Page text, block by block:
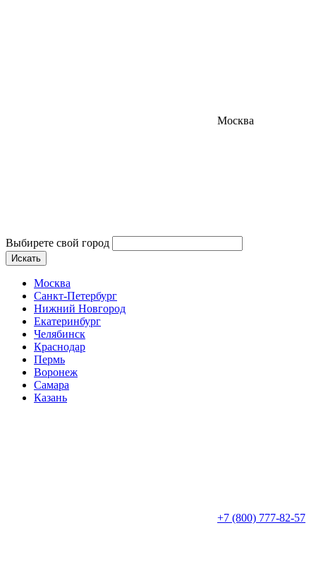
Москва
Выбирете свой город
Искать
Москва
Санкт-Петербург
Нижний Новгород
Екатеринбург
Челябинск
Краснодар
Пермь
Воронеж
Самара
Казань
+7 (800) 777-82-57